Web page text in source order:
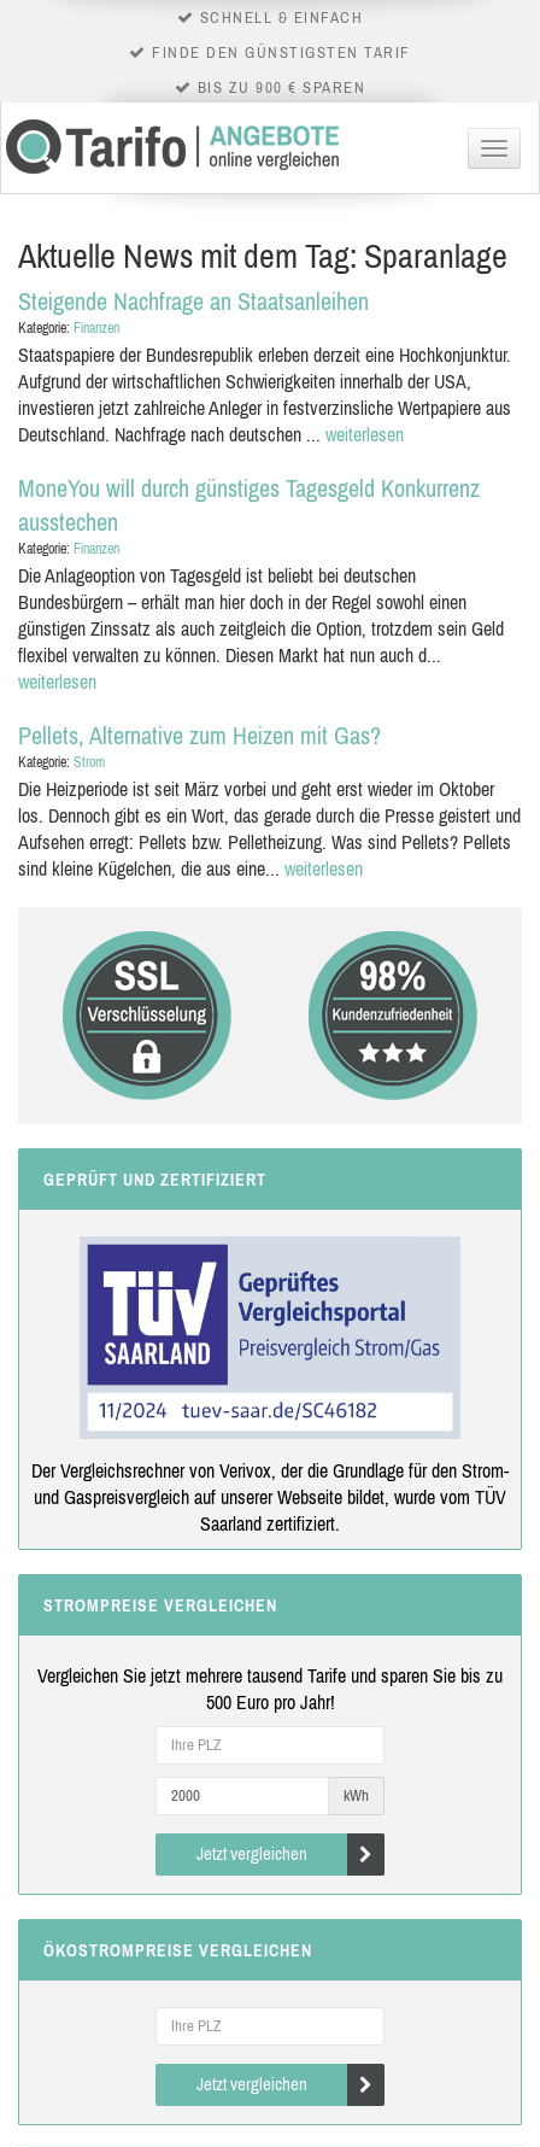
SCHNELL & EINFACH
FINDE DEN GÜNSTIGSTEN TARIF
BIS ZU 900 € SPAREN
Menü
Aktuelle News mit dem Tag: Sparanlage
Steigende Nachfrage an Staatsanleihen
Kategorie: Finanzen
Staatspapiere der Bundesrepublik erleben derzeit eine Hochkonjunktur.
Aufgrund der wirtschaftlichen Schwierigkeiten innerhalb der USA,
investieren jetzt zahlreiche Anleger in festverzinsliche Wertpapiere aus
Deutschland. Nachfrage nach deutschen ... weiterlesen
MoneYou will durch günstiges Tagesgeld Konkurrenz
ausstechen
Kategorie: Finanzen
Die Anlageoption von Tagesgeld ist beliebt bei deutschen
Bundesbürgern – erhält man hier doch in der Regel sowohl einen
günstigen Zinssatz als auch zeitgleich die Option, trotzdem sein Geld
flexibel verwalten zu können. Diesen Markt hat nun auch d...
weiterlesen
Pellets, Alternative zum Heizen mit Gas?
Kategorie: Strom
Die Heizperiode ist seit März vorbei und geht erst wieder im Oktober
los. Dennoch gibt es ein Wort, das gerade durch die Presse geistert und
Aufsehen erregt: Pellets bzw. Pelletheizung. Was sind Pellets? Pellets
sind kleine Kügelchen, die aus eine... weiterlesen
GEPRÜFT UND ZERTIFIZIERT
Der Vergleichsrechner von Verivox, der die Grundlage für den Strom-
und Gaspreisvergleich auf unserer Webseite bildet, wurde vom TÜV
Saarland zertifiziert.
STROMPREISE VERGLEICHEN
Vergleichen Sie jetzt mehrere tausend Tarife und sparen Sie bis zu
500 Euro pro Jahr!
kWh
Jetzt vergleichen
ÖKOSTROMPREISE VERGLEICHEN
Jetzt vergleichen